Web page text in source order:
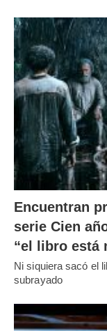
Encuentran
serie Cien
“el libro está
Ni siquiera sacó el
subrayado